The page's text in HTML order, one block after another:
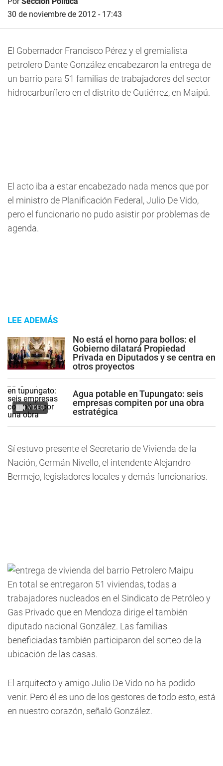
30 de noviembre de 2012 - 17:43
El Gobernador Francisco Pérez y el gremialista
petrolero Dante González encabezaron la entrega de
un barrio para 51 familias de trabajadores del sector
hidrocarburífero en el distrito de Gutiérrez, en Maipú.
El acto iba a estar encabezado nada menos que por
el ministro de Planificación Federal, Julio De Vido,
pero el funcionario no pudo asistir por problemas de
agenda.
LEE ADEMÁS
No está el horno para bollos: el
Gobierno dilatará Propiedad
Privada en Diputados y se centra en
otros proyectos
VIDEO
Agua potable en Tupungato: seis
empresas compiten por una obra
estratégica
Sí estuvo presente el Secretario de Vivienda de la
Nación, Germán Nivello, el intendente Alejandro
Bermejo, legisladores locales y demás funcionarios.
En total se entregaron 51 viviendas, todas a
trabajadores nucleados en el Sindicato de Petróleo y
Gas Privado que en Mendoza dirige el también
diputado nacional González. Las familias
beneficiadas también participaron del sorteo de la
ubicación de las casas.
El arquitecto y amigo Julio De Vido no ha podido
venir. Pero él es uno de los gestores de todo esto, está
en nuestro corazón, señaló González.